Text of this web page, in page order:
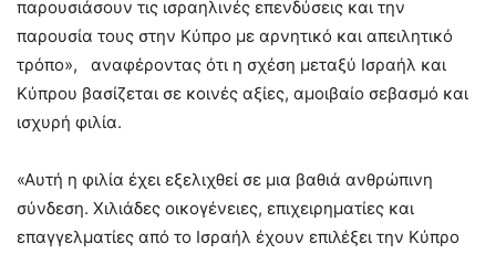
παρουσιάσουν τις ισραηλινές επενδύσεις και την
παρουσία τους στην Κύπρο με αρνητικό και απειλητικό
τρόπο», αναφέροντας ότι η σχέση μεταξύ Ισραήλ και
Κύπρου βασίζεται σε κοινές αξίες, αμοιβαίο σεβασμό και
ισχυρή φιλία.
«Αυτή η φιλία έχει εξελιχθεί σε μια βαθιά ανθρώπινη
σύνδεση. Χιλιάδες οικογένειες, επιχειρηματίες και
επαγγελματίες από το Ισραήλ έχουν επιλέξει την Κύπρο